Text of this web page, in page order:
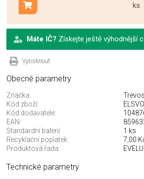
ks
Přidat do košíku
Máte IČ? Získejte ještě výhodnější
Vytisknout
Obecné parametry
Značka:
Trevos
Kód zboží:
Kód dodavatele:
EAN:
Standardní balení:
1 ks
Recyklační poplatek:
7,00
Produktová řada:
Technické parametry